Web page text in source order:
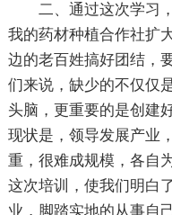
二、通过这次学习
我的药材种植合作社扩
边的老百姓搞好团结，
们来说，缺少的不仅仅
头脑，更重要的是创建
现状是，领导发展产业
重，很难成规模，各自
这次培训，使我们明白
业，脚踏实地的从事自